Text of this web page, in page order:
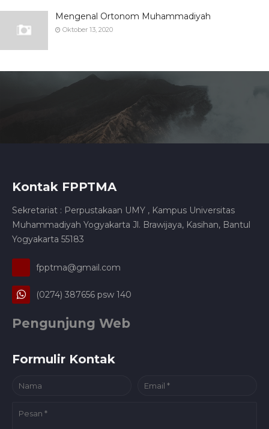
Mengenal Ortonom Muhammadiyah
Oktober 13, 2020
Kontak FPPTMA
Sekretariat : Perpustakaan UMY , Kampus Universitas
Muhammadiyah Yogyakarta Jl. Brawijaya, Kasihan, Bantul
Yogyakarta 55183
fpptma@gmail.com
(0274) 387656 psw 140
Pengunjung Web
Formulir Kontak